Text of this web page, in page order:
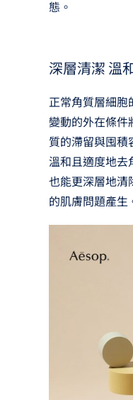
態。
深層清潔 溫
正常角質層細
變動的外在條件
質的滯留與囤積
溫和且適度地去
也能更深層地清
的肌膚問題產生